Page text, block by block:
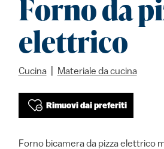
Forno da
elettrico
Cucina Materiale da cucina
Rimuovi dai preferiti
Forno bicamera da pizza elettrico